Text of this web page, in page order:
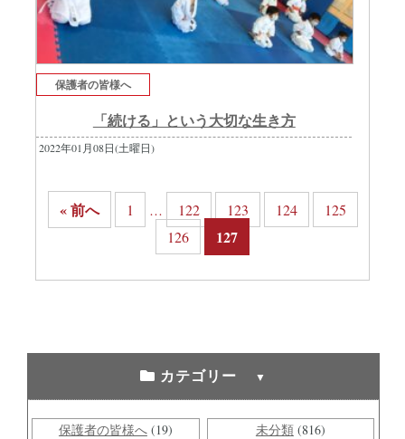
保護者の皆様へ
「続ける」という大切な生き方
2022年01月08日(土曜日)
« 前へ 1 … 122 123 124
125
126
127
カテゴリー
保護者の皆様へ(19) 未分類(816)